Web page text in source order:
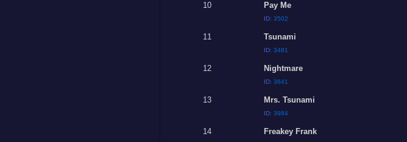
10 Pay Me
ID: 3502
11 Tsunami
ID: 3481
12 Nightmare
ID: 3641
13 Mrs. Tsunami
ID: 3984
14 Freakey Frank